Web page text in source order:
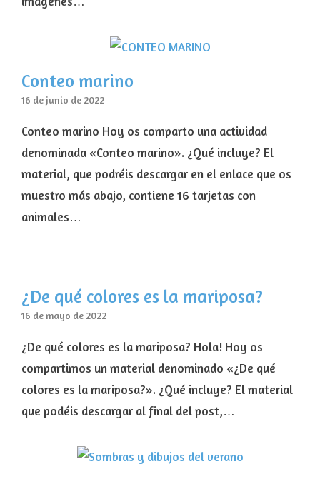
Conteo marino
16 de junio de 2022
Conteo marino Hoy os comparto una actividad
denominada «Conteo marino». ¿Qué incluye? El
material, que podréis descargar en el enlace que os
muestro más abajo, contiene 16 tarjetas con
animales…
¿De qué colores es la mariposa?
16 de mayo de 2022
¿De qué colores es la mariposa? Hola! Hoy os
compartimos un material denominado «¿De qué
colores es la mariposa?». ¿Qué incluye? El material
que podéis descargar al final del post,…